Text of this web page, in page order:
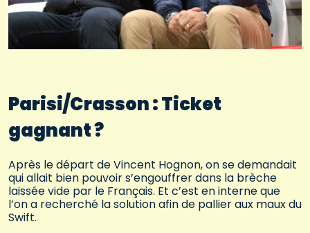
Parisi/Crasson : Ticket
gagnant ?
Après le départ de Vincent Hognon, on se demandait
qui allait bien pouvoir s’engouffrer dans la brèche
laissée vide par le Français. Et c’est en interne que
l’on a recherché la solution afin de pallier aux maux du
Swift.